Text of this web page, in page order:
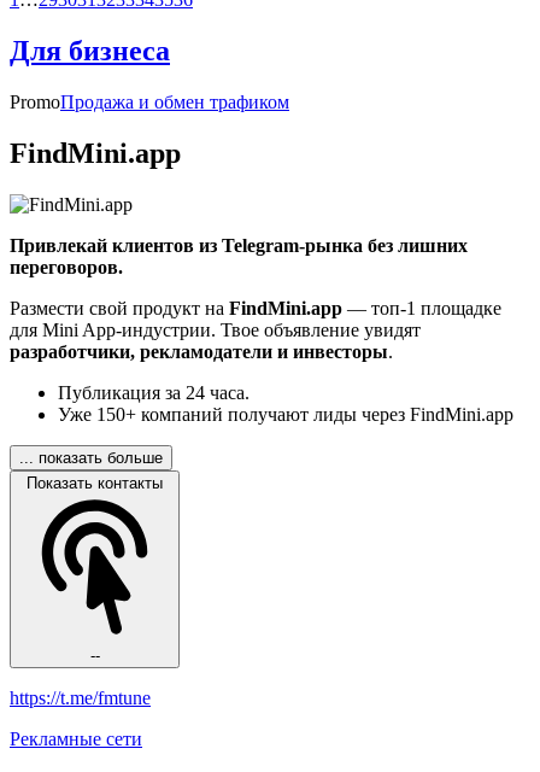
Для бизнеса
PromoПродажа и обмен трафиком
FindMini.app
Привлекай клиентов из Telegram-рынка без лишних
переговоров.
Размести свой продукт на FindMini.app — топ-1 площадке
для Mini App-индустрии. Твое объявление увидят
разработчики, рекламодатели и инвесторы.
Публикация за 24 часа.
Уже 150+ компаний получают лиды через FindMini.app
... показать больше
Показать контакты
--
https://t.me/fmtune
Рекламные сети